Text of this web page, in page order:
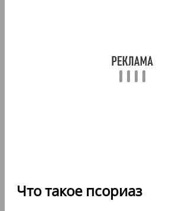
Что такое псориаз